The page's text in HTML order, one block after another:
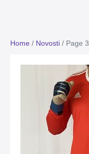
Home / Novosti / Page 3